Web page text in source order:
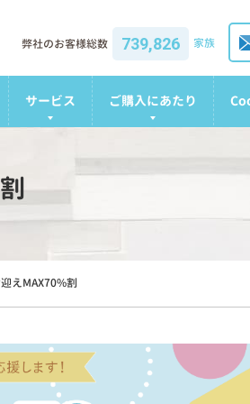
弊社のお客様総数 739,826 家族
サービス ご購入にあたり
えMAX70%割